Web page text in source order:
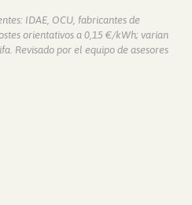
IDAE, OCU, fabricantes de
orientativos a 0,15 €/kWh; varían
Revisado por el equipo de asesores